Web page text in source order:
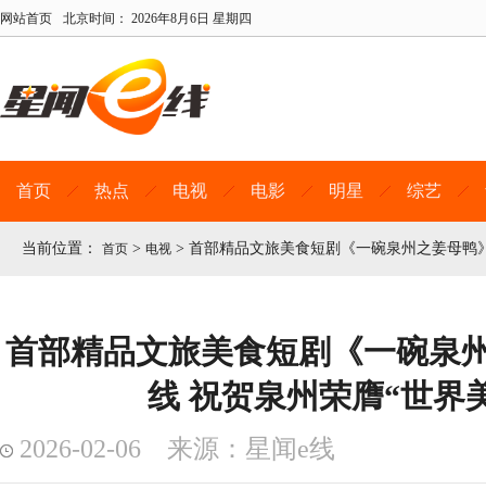
网站首页 北京时间： 2026年8月6日 星期四
首页 热点 电视 电影 明星 综艺
当前位置： 首页 > 电视 > 首部精品文旅美食短剧《一碗泉州之姜母鸭
首部精品文旅美食短剧《一碗泉
线 祝贺泉州荣膺“世界
2026-02-06 来源：星闻e线